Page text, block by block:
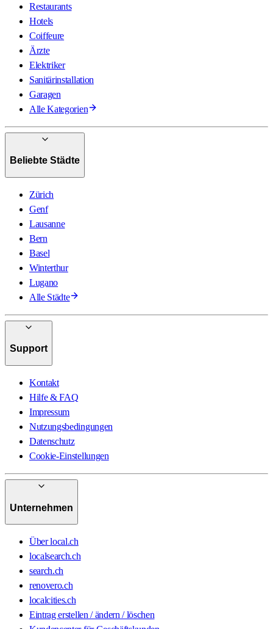
Restaurants
Hotels
Coiffeure
Ärzte
Elektriker
Sanitärinstallation
Garagen
Alle Kategorien
Beliebte Städte
Zürich
Genf
Lausanne
Bern
Basel
Winterthur
Lugano
Alle Städte
Support
Kontakt
Hilfe & FAQ
Impressum
Nutzungsbedingungen
Datenschutz
Cookie-Einstellungen
Unternehmen
Über local.ch
localsearch.ch
search.ch
renovero.ch
localcities.ch
Eintrag erstellen / ändern / löschen